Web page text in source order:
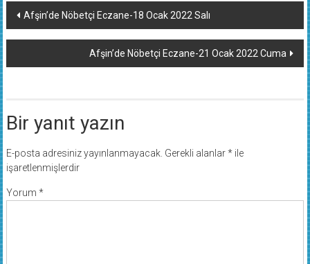
Yazı
dolaşımı
Afşin’de Nöbetçi Eczane-18 Ocak 2022 Salı
Afşin’de Nöbetçi Eczane-21 Ocak 2022 Cuma
Bir yanıt yazın
E-posta adresiniz yayınlanmayacak. Gerekli alanlar*ile
işaretlenmişlerdir
Yorum *